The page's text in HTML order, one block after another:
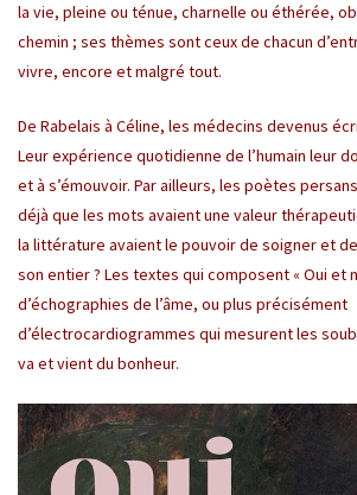
la vie, pleine ou ténue, charnelle ou éthérée,
chemin ; ses thèmes sont ceux de chacun
vivre, encore et malgré tout.
De Rabelais à Céline, les médecins devenus
Leur expérience quotidienne de l’humain leur
et à s’émouvoir. Par ailleurs, les poètes
déjà que les mots avaient une valeur
la littérature avaient le pouvoir de soigner et de
son entier ? Les textes qui composent « Oui et
d’échographies de l’âme, ou plus précisément
d’électrocardiogrammes qui mesurent les
va et vient du bonheur.